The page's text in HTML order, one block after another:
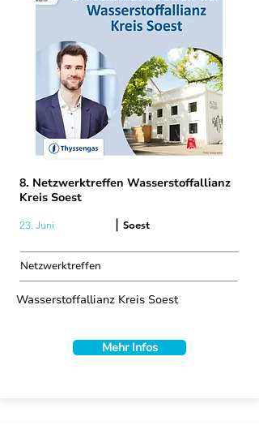
8. Netzwerktreffen Wasserstoffallianz
Kreis Soest
23. Juni | Soest
Netzwerktreffen
Wasserstoffallianz Kreis Soest
Mehr Infos